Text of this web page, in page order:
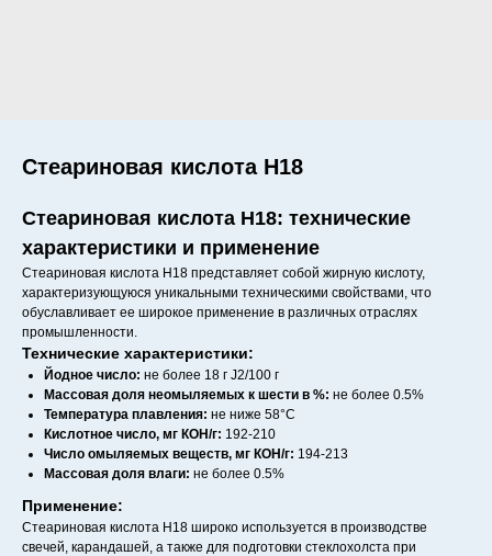
Стеариновая кислота Н18
Стеариновая кислота Н18: технические
характеристики и применение
Стеариновая кислота Н18 представляет собой жирную кислоту,
характеризующуюся уникальными техническими свойствами, что
обуславливает ее широкое применение в различных отраслях
промышленности.
Технические характеристики:
Йодное число: не более 18 г J2/100 г
Массовая доля неомыляемых к шести в %: не более 0.5%
Температура плавления: не ниже 58°C
Кислотное число, мг КОН/г: 192-210
Число омыляемых веществ, мг КОН/г: 194-213
Массовая доля влаги: не более 0.5%
Применение:
Стеариновая кислота Н18 широко используется в производстве
свечей, карандашей, а также для подготовки стеклохолста при